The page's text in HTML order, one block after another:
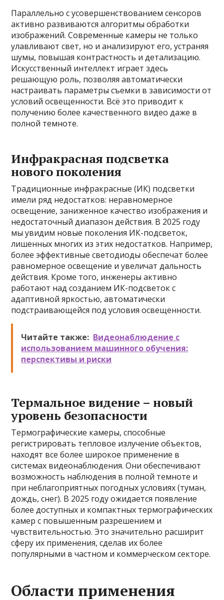
Параллельно с усовершенствованием сенсоров
активно развиваются алгоритмы обработки
изображений. Современные камеры не только
улавливают свет, но и анализируют его, устраняя
шумы, повышая контрастность и детализацию.
Искусственный интеллект играет здесь
решающую роль, позволяя автоматически
настраивать параметры съемки в зависимости от
условий освещенности. Всё это приводит к
получению более качественного видео даже в
полной темноте.
Инфракрасная подсветка
нового поколения
Традиционные инфракрасные (ИК) подсветки
имели ряд недостатков: неравномерное
освещение, заниженное качество изображения и
недостаточный диапазон действия. В 2025 году
мы увидим новые поколения ИК-подсветок,
лишенных многих из этих недостатков. Например,
более эффективные светодиоды обеспечат более
равномерное освещение и увеличат дальность
действия. Кроме того, инженеры активно
работают над созданием ИК-подсветок с
адаптивной яркостью, автоматически
подстраивающейся под условия освещенности.
Читайте также: Видеонаблюдение с
использованием машинного обучения:
перспективы и риски
Термальное видение – новый
уровень безопасности
Термографические камеры, способные
регистрировать тепловое излучение объектов,
находят все более широкое применение в
системах видеонаблюдения. Они обеспечивают
возможность наблюдения в полной темноте и
при неблагоприятных погодных условиях (туман,
дождь, снег). В 2025 году ожидается появление
более доступных и компактных термографических
камер с повышенным разрешением и
чувствительностью. Это значительно расширит
сферу их применения, сделав их более
популярными в частном и коммерческом секторе.
Области применения